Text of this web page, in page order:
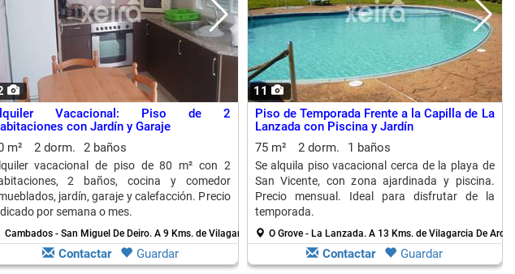
De Arousa
Vacacional: Piso de 2
con Jardín y Garaje
m²
2 dorm. 2 baños
vacacional de piso de 80 m² con 2
2 baños, cocina y comedor
jardín, garaje y calefacción. Precio
por semana o mes.
Cambados - San Miguel De Deiro. A 9 Kms. de Vilagarcia De Arousa
Contactar Guardar
11
Piso de Temporada Frente a la Capilla de La
Lanzada con Piscina y Jardín
75 m²
2 dorm. 1 baños
Se alquila piso vacacional cerca de la playa de
San Vicente, con zona ajardinada y piscina.
Precio mensual. Ideal para disfrutar de la
temporada.
O Grove - La Lanzada. A 13 Kms. de Vilagarcia De
Contactar Guardar